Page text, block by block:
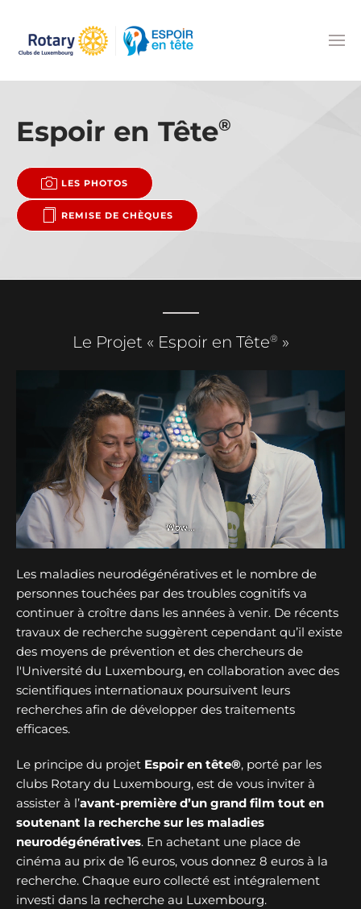
Accéder au contenu principal
Espoir en Tête®
LES PHOTOS
REMISE DE CHÈQUES
Le Projet « Espoir en Tête® »
Les maladies neurodégénératives et le nombre de
personnes touchées par des troubles cognitifs va
continuer à croître dans les années à venir. De récents
travaux de recherche suggèrent cependant qu’il existe
des moyens de prévention et des chercheurs de
l'Université du Luxembourg, en collaboration avec des
scientifiques internationaux poursuivent leurs
recherches afin de développer des traitements
efficaces.
Le principe du projet Espoir en tête®, porté par les
clubs Rotary du Luxembourg, est de vous inviter à
assister à l’avant-première d’un grand film tout en
soutenant la recherche sur les maladies
neurodégénératives. En achetant une place de
cinéma au prix de 16 euros, vous donnez 8 euros à la
recherche. Chaque euro collecté est intégralement
investi dans la recherche au Luxembourg.